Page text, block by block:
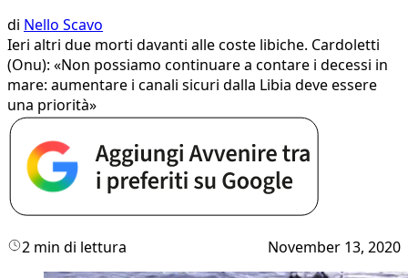
di Nello Scavo
Ieri altri due morti davanti alle coste libiche. Cardoletti
(Onu): «Non possiamo continuare a contare i decessi in
mare: aumentare i canali sicuri dalla Libia deve essere
una priorità»
2 min di lettura November 13, 2020